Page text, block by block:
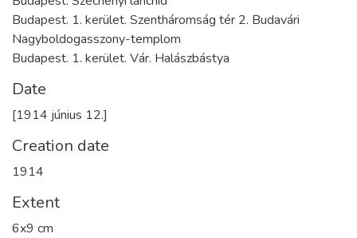
Budapest. 1. kerület. Szentháromság tér 2. Budavári
Nagyboldogasszony-templom
Budapest. 1. kerület. Vár. Halászbástya
Date
[1914 június 12.]
Creation date
1914
Extent
6x9 cm